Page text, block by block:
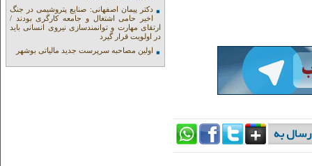
دکتر پیمان اصفهانی: صنایع پتروشیمی در جنگ
اخیر حامی اشتغال و جامعه کارگری بودند /
ارتقای مهارت و توانمندسازی نیروی انسانی باید
در اولویت قرار گیرد
اولین مصاحبه سرپرست جدید مالیاتی بوشهر